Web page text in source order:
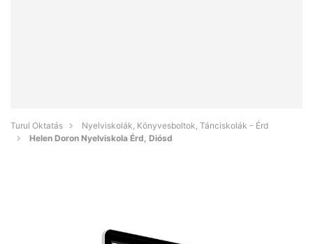
Turul Oktatás
Nyelviskolák, Könyvesboltok, Tánciskolák - Érd
Helen Doron Nyelviskola Érd, Diósd